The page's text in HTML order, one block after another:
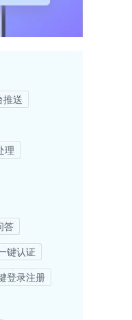
推送
理
答
键认证
登录注册